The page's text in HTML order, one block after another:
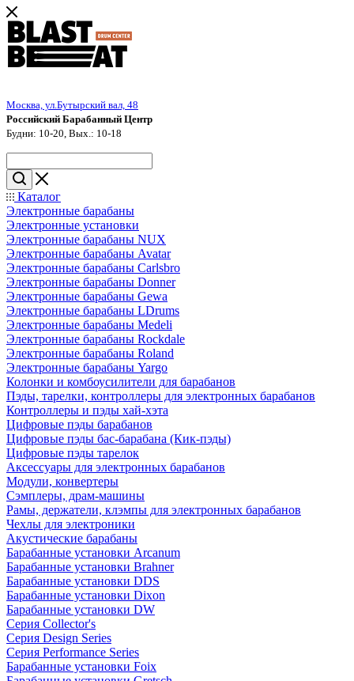
Москва, ул.Бутырский вал, 48
Российский Барабанный Центр
Будни: 10-20, Вых.: 10-18
Каталог
Электронные барабаны
Электронные установки
Электронные барабаны NUX
Электронные барабаны Avatar
Электронные барабаны Carlsbro
Электронные барабаны Donner
Электронные барабаны Gewa
Электронные барабаны LDrums
Электронные барабаны Medeli
Электронные барабаны Rockdale
Электронные барабаны Roland
Электронные барабаны Yargo
Колонки и комбоусилители для барабанов
Пэды, тарелки, контроллеры для электронных барабанов
Контроллеры и пэды хай-хэта
Цифровые пэды барабанов
Цифровые пэды бас-барабана (Кик-пэды)
Цифровые пэды тарелок
Аксессуары для электронных барабанов
Модули, конвертеры
Сэмплеры, драм-машины
Рамы, держатели, клэмпы для электронных барабанов
Чехлы для электроники
Акустические барабаны
Барабанные установки Arcanum
Барабанные установки Brahner
Барабанные установки DDS
Барабанные установки Dixon
Барабанные установки DW
Серия Collector's
Серия Design Series
Серия Performance Series
Барабанные установки Foix